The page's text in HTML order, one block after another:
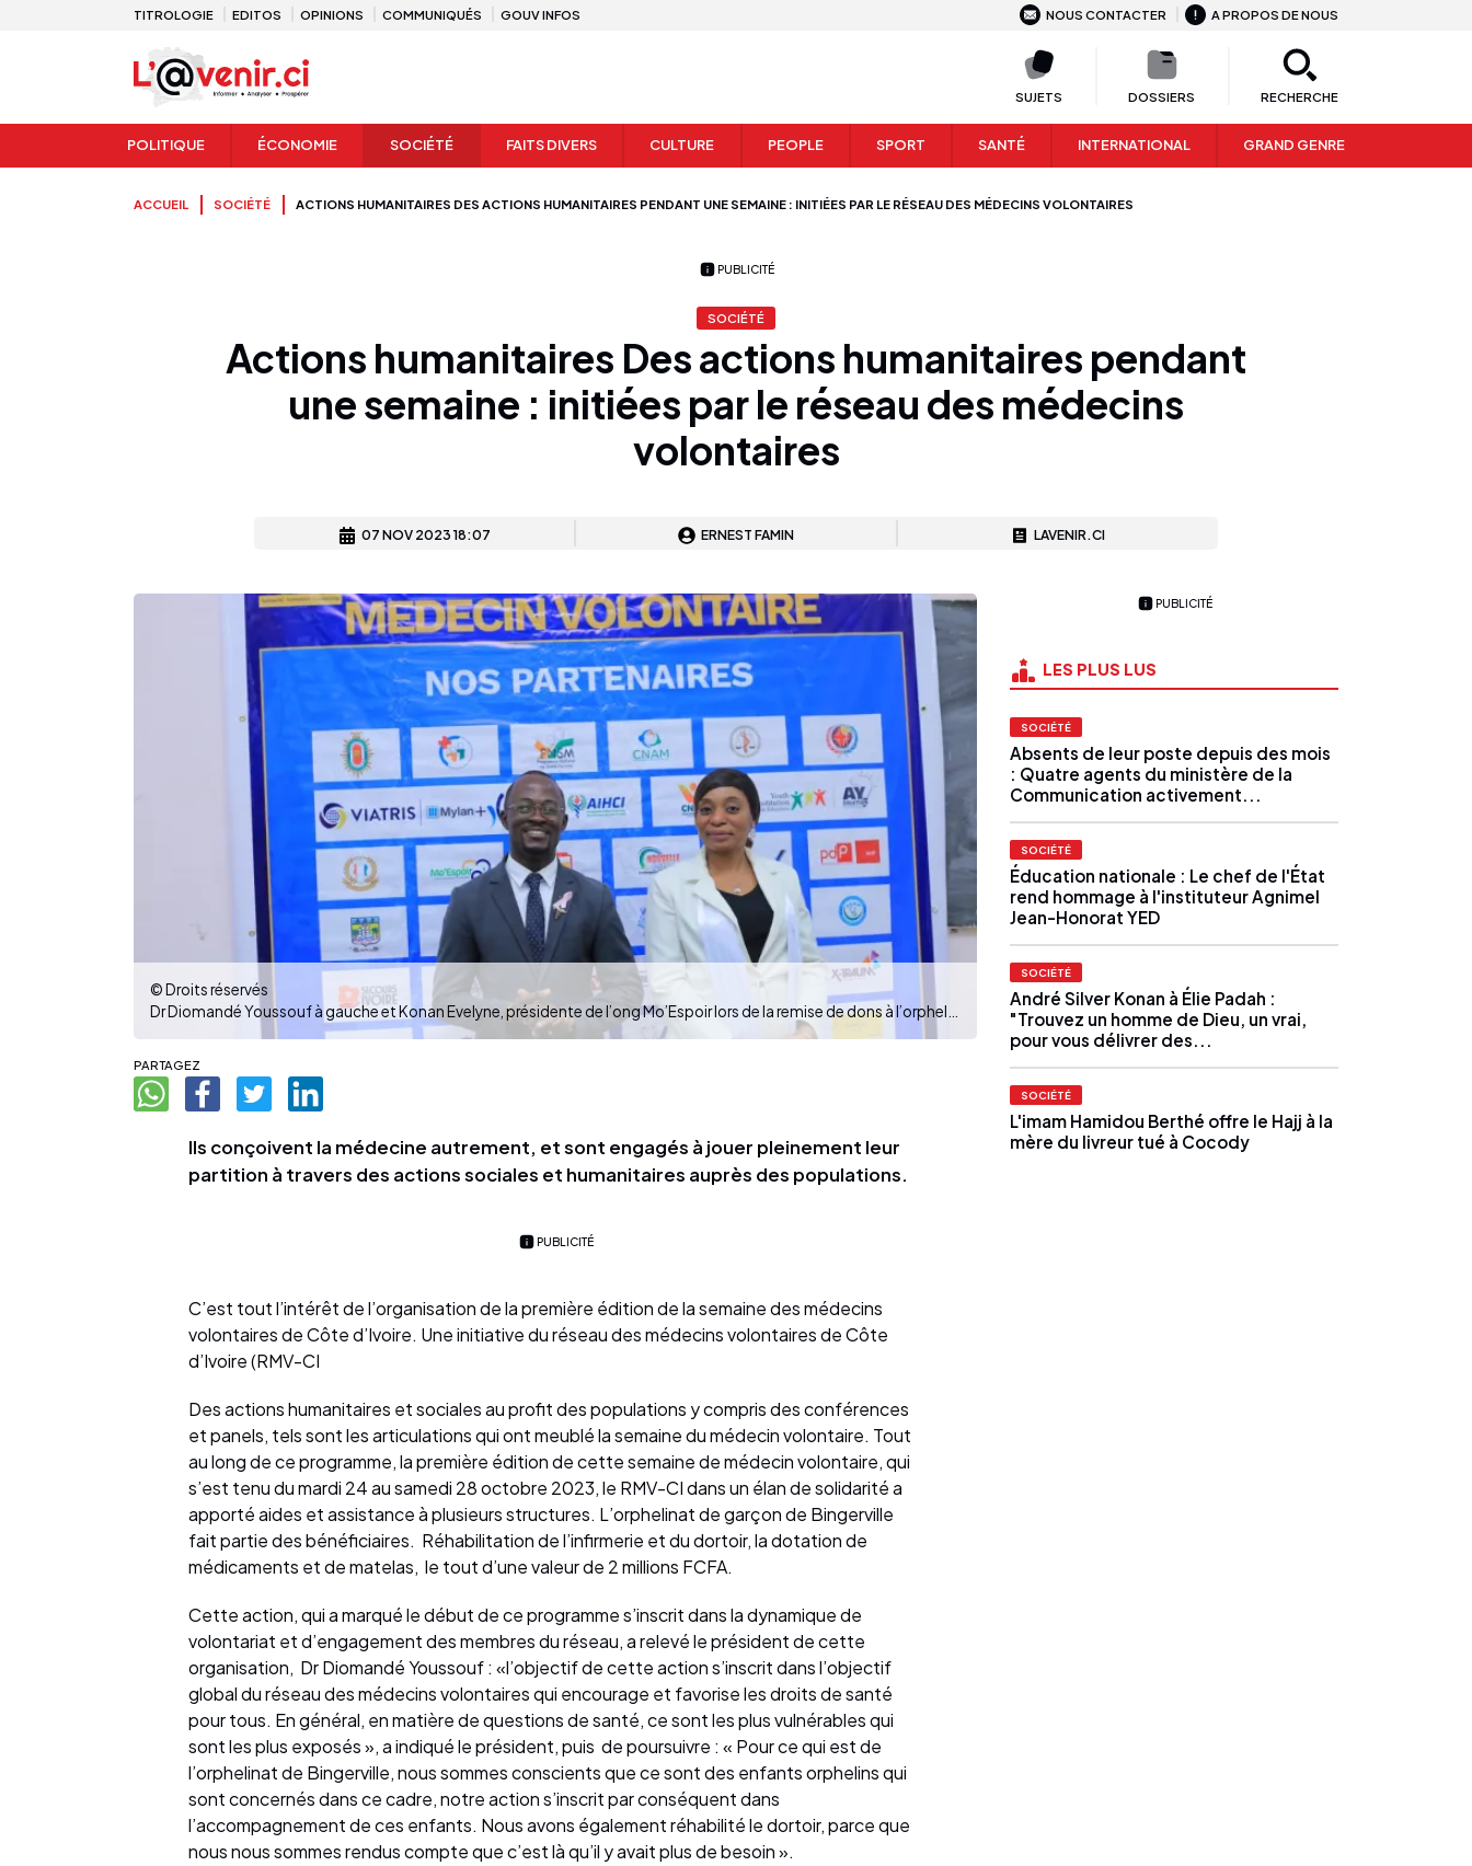
TITROLOGIE EDITOS OPINIONS COMMUNIQUÉS GOUV INFOS NOUS CONTACTER A PROPOS DE NOUS
SUJETS DOSSIERS RECHERCHE
POLITIQUE ÉCONOMIE SOCIÉTÉ FAITS DIVERS CULTURE PEOPLE SPORT SANTÉ INTERNATIONAL GRAND GENRE
ACCUEIL SOCIÉTÉ ACTIONS HUMANITAIRES DES ACTIONS HUMANITAIRES PENDANT UNE SEMAINE : INITIÉES PAR LE RÉSEAU DES MÉDECINS VOLONTAIRES
PUBLICITÉ
SOCIÉTÉ
Actions humanitaires Des actions humanitaires pendant
une semaine : initiées par le réseau des médecins
volontaires
07 NOV 2023 18:07 ERNEST FAMIN LAVENIR.CI
© Droits réservés
PARTAGEZ
Ils conçoivent la médecine autrement, et sont engagés à jouer pleinement leur
partition à travers des actions sociales et humanitaires auprès des populations.
PUBLICITÉ
C’est tout l’intérêt de l’organisation de la première édition de la semaine des médecins
volontaires de Côte d’Ivoire. Une initiative du réseau des médecins volontaires de Côte
d’Ivoire (RMV-CI
Des actions humanitaires et sociales au profit des populations y compris des conférences
et panels, tels sont les articulations qui ont meublé la semaine du médecin volontaire. Tout
au long de ce programme, la première édition de cette semaine de médecin volontaire, qui
s’est tenu du mardi 24 au samedi 28 octobre 2023, le RMV-CI dans un élan de solidarité a
apporté aides et assistance à plusieurs structures. L’orphelinat de garçon de Bingerville
fait partie des bénéficiaires. Réhabilitation de l’infirmerie et du dortoir, la dotation de
médicaments et de matelas, le tout d’une valeur de 2 millions FCFA.
Cette action, qui a marqué le début de ce programme s’inscrit dans la dynamique de
volontariat et d’engagement des membres du réseau, a relevé le président de cette
organisation, Dr Diomandé Youssouf : «l’objectif de cette action s’inscrit dans l’objectif
global du réseau des médecins volontaires qui encourage et favorise les droits de santé
pour tous. En général, en matière de questions de santé, ce sont les plus vulnérables qui
sont les plus exposés », a indiqué le président, puis de poursuivre : « Pour ce qui est de
l’orphelinat de Bingerville, nous sommes conscients que ce sont des enfants orphelins qui
sont concernés dans ce cadre, notre action s’inscrit par conséquent dans
l’accompagnement de ces enfants. Nous avons également réhabilité le dortoir, parce que
nous nous sommes rendus compte que c’est là qu’il y avait plus de besoin ».
PUBLICITÉ
LES PLUS LUS
SOCIÉTÉ
Absents de leur poste depuis des mois
: Quatre agents du ministère de la
Communication activement...
SOCIÉTÉ
Éducation nationale : Le chef de l'État
rend hommage à l'instituteur Agnimel
Jean-Honorat YED
SOCIÉTÉ
André Silver Konan à Élie Padah :
"Trouvez un homme de Dieu, un vrai,
pour vous délivrer des...
SOCIÉTÉ
L'imam Hamidou Berthé offre le Hajj à la
mère du livreur tué à Cocody